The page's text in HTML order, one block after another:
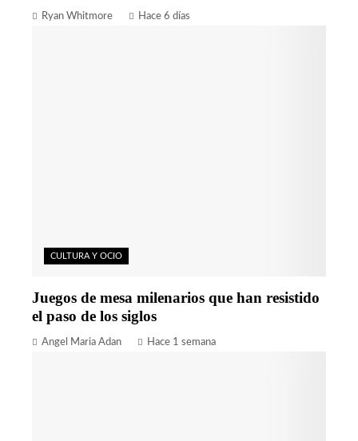
Ryan Whitmore Hace 6 días
CULTURA Y OCIO
Juegos de mesa milenarios que han resistido
el paso de los siglos
Angel Maria Adan Hace 1 semana